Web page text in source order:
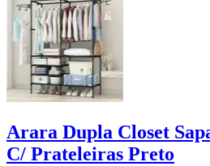
Arara Dupla Closet
C/ Prateleiras Preto